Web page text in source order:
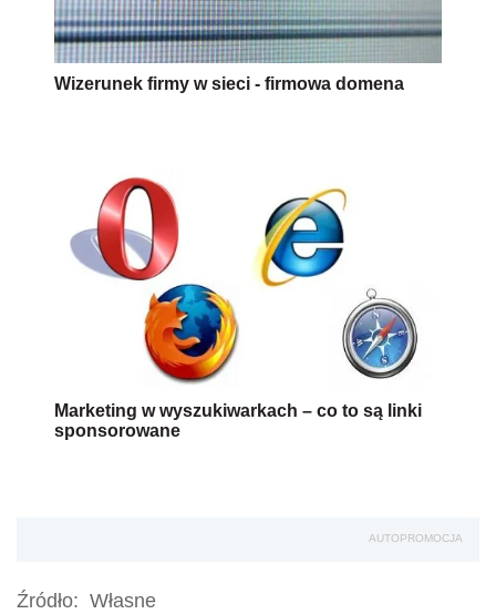
Wizerunek firmy w sieci - firmowa domena
Marketing w wyszukiwarkach – co to są linki
sponsorowane
AUTOPROMOCJA
Źródło: Własne